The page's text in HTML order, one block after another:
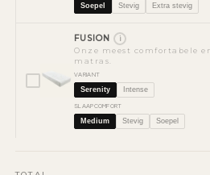
Soepel Stevig Extra stevig
FUSION i
Onze meest comfortabele
matras.
VARIANT
Serenity Intense
SLAAPCOMFORT
Medium Stevig Soepel